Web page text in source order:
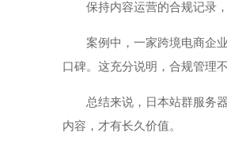
保持内容运营的合规记录
案例中，一家跨境电商企
口碑。这充分说明，合规管理
总结来说， 日本站群服务
内容，才有长久价值。